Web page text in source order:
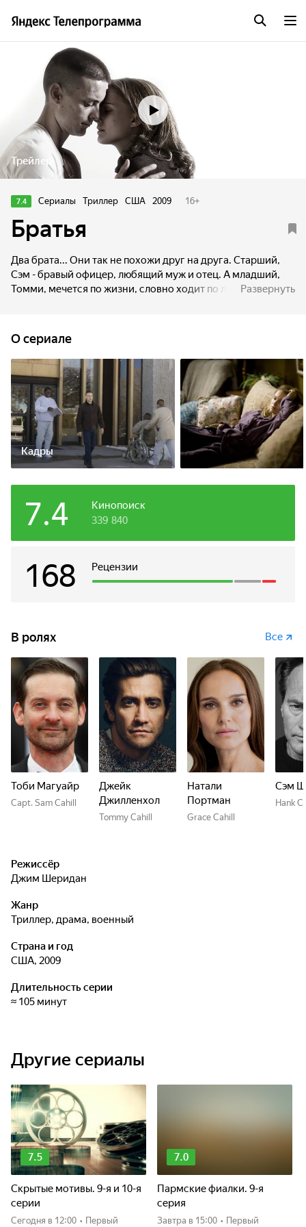
Трейлер
7.4 Сериалы Триллер США 2009 16+
Братья
Два брата... Они так не похожи друг на друга. Старший,
Сэм - бравый офицер, любящий муж и отец. А младший,
Томми, мечется по жизни, словно ходит по лезвию
Проходит время, родные получают весть, что Сэм погиб.
Томми, как может, утешает Грейс. Незаметно между ними
вспыхивают чувства.
Развернуть
O сериале
Кадры
Кинопоиск
7.4 339 840
Рецензии
168
В ролях Все
Тоби Магуайр
Capt. Sam Cahill
Джейк
Джилленхол
Tommy Cahill
Натали
Портман
Grace Cahill
Сэм
Hank
Режиссёр
Джим Шеридан
Жанр
триллер, драма, военный
Страна и год
США, 2009
Длительность серии
≈ 105 минут
Другие сериалы
7.5
Скрытые мотивы. 9-я и 10-я
серии
Сегодня в 12:00 • Первый
7.0
Пармские фиалки. 9-я
серия
Завтра в 15:00 • Первый